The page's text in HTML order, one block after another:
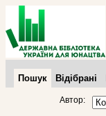
Пошук Відібрані
Автор: